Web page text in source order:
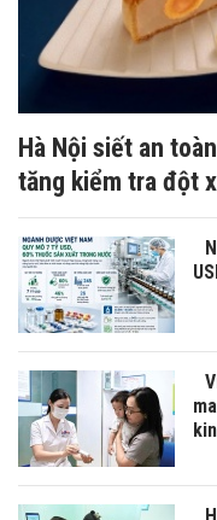
Hà Nội siết an
tăng kiểm tra đột